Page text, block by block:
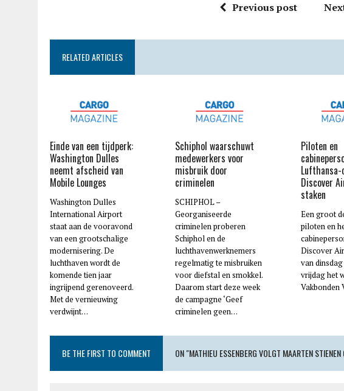
Previous post
RELATED ARTICLES
Einde van een tijdperk:
Washington Dulles
neemt afscheid van
Mobile Lounges
Washington Dulles
International Airport
staat aan de vooravond
van een grootschalige
modernisering. De
luchthaven wordt de
komende tien jaar
ingrijpend gerenoveerd.
Met de vernieuwing
verdwijnt…
Schiphol waarschuwt
medewerkers voor
misbruik door
criminelen
SCHIPHOL –
Georganiseerde
criminelen proberen
Schiphol en de
luchthavenwerknemers
regelmatig te misbruiken
voor diefstal en smokkel.
Daarom start deze week
de campagne ‘Geef
criminelen geen…
Piloten en
Discover
staken
Een groot
piloten en
Discover
van
vrijdag het
Vakbonden
BE THE FIRST TO COMMENT ON "MATHIEU ESSENBERG VOLGT MAARTEN